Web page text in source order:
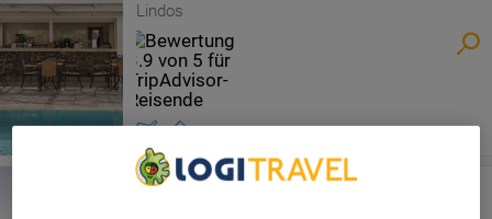
Lindos
Atrium Palace Thalasso Spa Resort &